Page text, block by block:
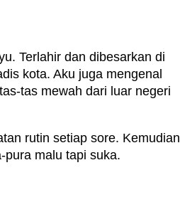
Terlahir dan dibesarkan di
kota. Aku juga mengenal
tas mewah dari luar negeri
rutin setiap sore. Kemudian
pura malu tapi suka.